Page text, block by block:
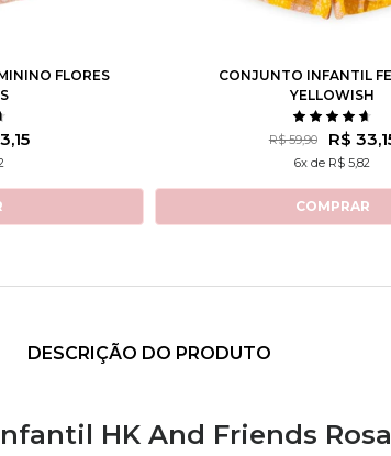
FLORES
CONJUNTO INFANTIL
YELLOWISH
R$ 59,90 R$
6x de R$ 5,82
COMPRAR
DESCRIÇÃO DO PRODUTO
HK And Friends Rosa